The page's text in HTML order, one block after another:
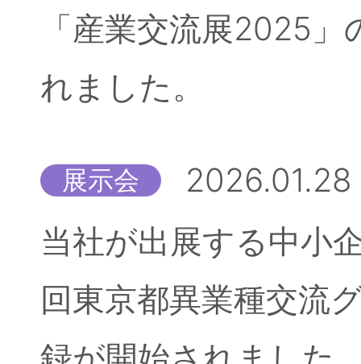
「産業交流展2025
れました。
展示会
2026.01.28
当社が出展する中小
回東京都異業種交流